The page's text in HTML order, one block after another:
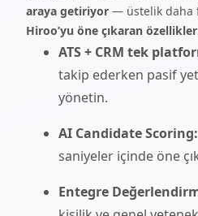
araya getiriyor — üstelik daha
Hiroo’yu öne çıkaran
ATS + CRM tek
takip ederken pasif
yönetin.
AI Candidate Scoring:
saniyeler içinde öne
Entegre